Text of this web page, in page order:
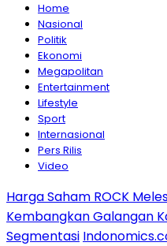
Home
Nasional
Politik
Ekonomi
Megapolitan
Entertainment
Lifestyle
Sport
Internasional
Pers Rilis
Video
Harga Saham ROCK
Kembangkan Galangan
Segmentasi